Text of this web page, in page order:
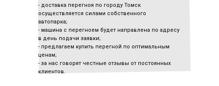
- доставка перегноя по городу Томск
осуществляется силами собственного
автопарка;
- машина с перегноем будет направлена по адресу
в день подачи заявки;
- предлагаем купить перегной по оптимальным
ценам;
- за нас говорят честные отзывы от постоянных
клиентов.